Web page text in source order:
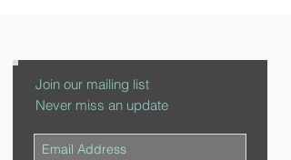
Join our mailing list
Never miss an update